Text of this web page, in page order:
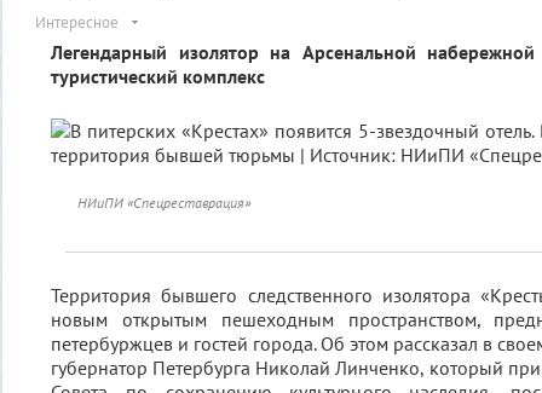
Интересное
Легендарный изолятор на Арсенальной
туристический комплекс
НИиПИ «Спецреставрация»
Территория бывшего следственного изолятора
новым открытым пешеходным пространством,
петербуржцев и гостей города. Об этом рассказал в
губернатор Петербурга Николай Линченко, который